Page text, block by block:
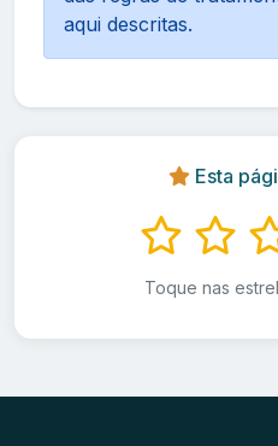
aqui descritas.
Esta
Toque nas